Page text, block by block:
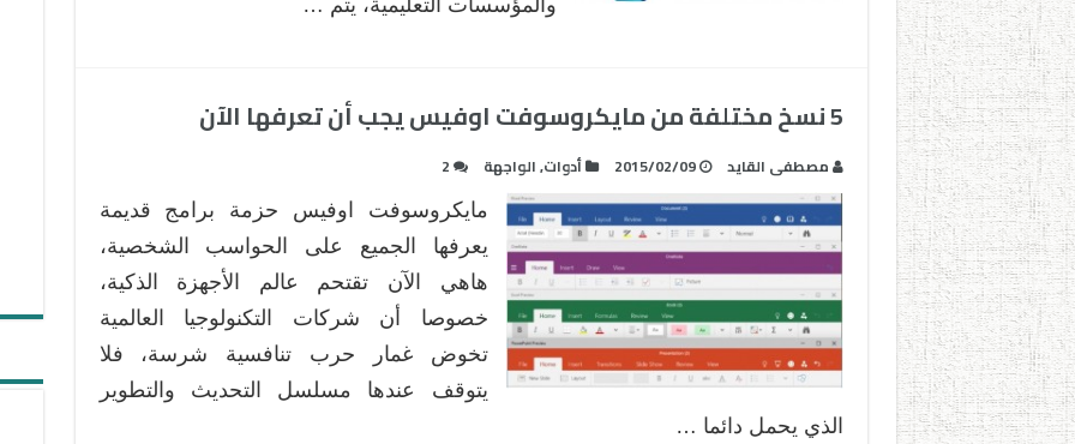
والمؤسسات التعليمية، يتم …
5 نسخ مختلفة من مايكروسوفت اوفيس يجب أن تعرفها الآن
مصطفى القايد 2015/02/09 أدوات,الواجهة 2
مايكروسوفت اوفيس حزمة برامج قديمة
يعرفها الجميع على الحواسب الشخصية،
هاهي الآن تقتحم عالم الأجهزة الذكية،
خصوصا أن شركات التكنولوجيا العالمية
تخوض غمار حرب تنافسية شرسة، فلا
يتوقف عندها مسلسل التحديث والتطوير
الذي يحمل دائما …